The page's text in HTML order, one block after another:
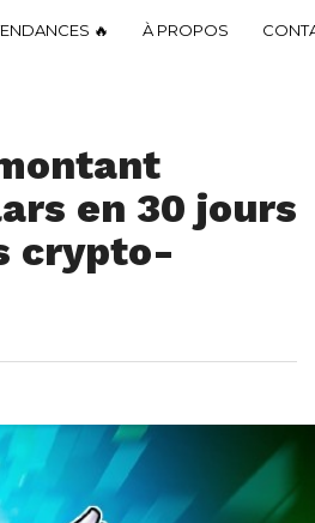
🔥 À PROPOS
en 30 jours
crypto-